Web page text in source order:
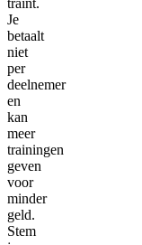
Je
betaalt
niet
per
deelnemer
en
kan
meer
trainingen
geven
voor
minder
geld.
Stem